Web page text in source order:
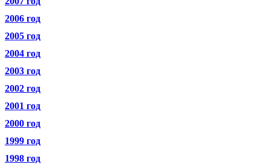
2006 год
2005 год
2004 год
2003 год
2002 год
2001 год
2000 год
1999 год
1998 год